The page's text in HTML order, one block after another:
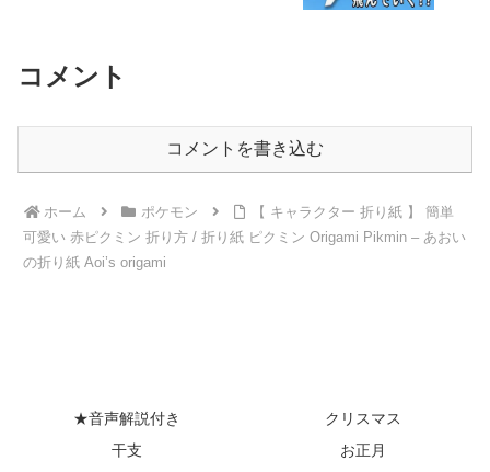
コメント
コメントを書き込む
ホーム ポケモン
【 キャラクター 折り紙 】 簡単
可愛い 赤ピクミン 折り方 / 折り紙 ピクミン Origami Pikmin – あおい
の折り紙 Aoi’s origami
★音声解説付き
クリスマス
干支
お正月